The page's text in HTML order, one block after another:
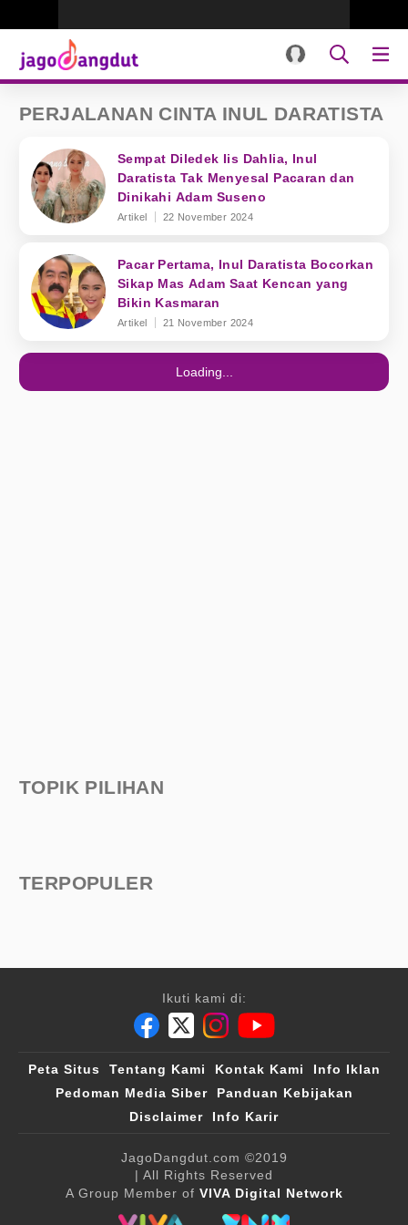
PERJALANAN CINTA INUL DARATISTA
Sempat Diledek Iis Dahlia, Inul
Daratista Tak Menyesal Pacaran dan
Dinikahi Adam Suseno
Artikel 22 November 2024
Pacar Pertama, Inul Daratista Bocorkan
Sikap Mas Adam Saat Kencan yang
Bikin Kasmaran
Artikel 21 November 2024
Loading...
TOPIK PILIHAN
TERPOPULER
Ikuti kami di:
Peta Situs Tentang Kami Kontak Kami
Info Iklan
Pedoman Media Siber
Panduan Kebijakan
Disclaimer
Info Karir
JagoDangdut.com ©2019
| All Rights Reserved
A Group Member of VIVA Digital Network